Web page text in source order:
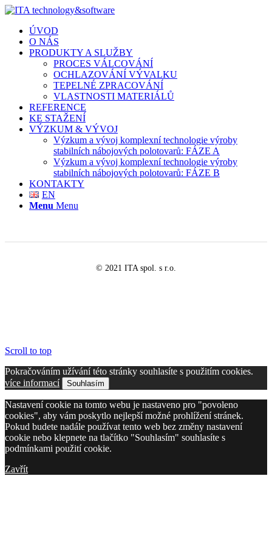
ÚVOD
O NÁS
PRODUKTY A SLUŽBY
PROCES VÁLCOVÁNÍ
OCHLAZOVÁNÍ VÝVALKU
TEPELNÉ ZPRACOVÁNÍ
VLASTNOSTI MATERIÁLŮ
REFERENCE
KE STAŽENÍ
VÝZKUM & VÝVOJ
Výzkum a vývoj komplexní technologie výroby
stabilních nábojových polotovarů: FÁZE A
Výzkum a vývoj komplexní technologie výroby
stabilních nábojových polotovarů: FÁZE B
KONTAKTY
EN
Menu Menu
© 2021 ITA spol. s r.o.
Scroll to top
Pokračováním užívání této stránky souhlasíte s použitím cookies.
více informací
Souhlasím
Nastavení cookie na tomto webu je nastaveno pro "povoleno
cookies", aby vám poskytlo nejlepší možné prohlížení stránek.
Pokud budete nadále používat tento web bez změny nastavení
cookie nebo klepnete na tlačítko "Souhlasím" souhlasíte s
podmínkami použití cookie.
Zavřít